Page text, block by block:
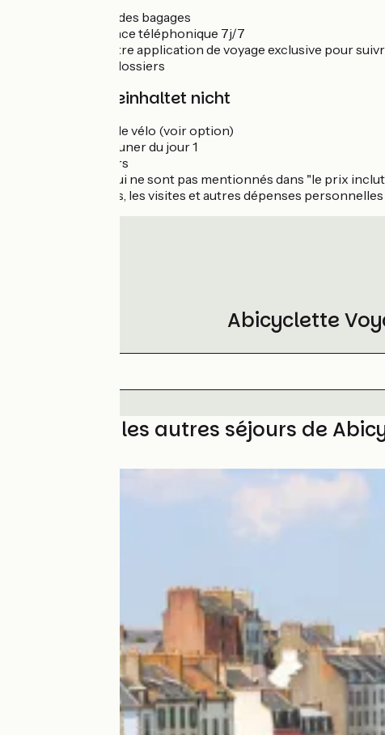
Le transfert des bagages
Une assistance téléphonique 7j/7
L'accès à notre application de voyage exclusive pour
Les frais de dossiers
Der Preis beinhaltet nicht
La location de vélo (voir option)
Le petit déjeuner du jour 1
Les déjeuners
Les dîners qui ne sont pas mentionnés dans "le prix
Les boissons, les visites et autres dépenses personnelles
Abicyclette
Découvrez les autres séjours de